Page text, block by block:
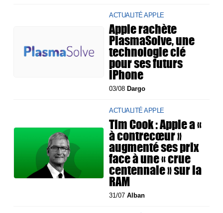
ACTUALITÉ APPLE
Apple rachète
PlasmaSolve, une
technologie clé
pour ses futurs
iPhone
03/08 Dargo
ACTUALITÉ APPLE
Tim Cook : Apple a «
à contrecœur »
augmenté ses prix
face à une « crue
centennale » sur la
RAM
31/07Alban